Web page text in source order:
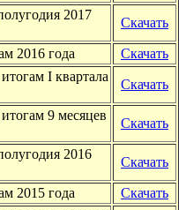
2017
Скачать
2016 года
Скачать
I квартала
Скачать
9 месяцев
Скачать
2016
Скачать
2015 года
Скачать